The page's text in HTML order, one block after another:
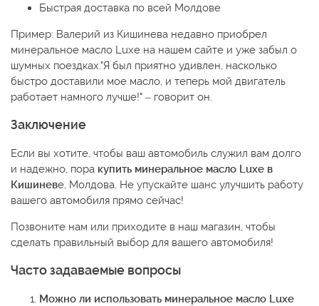
Быстрая доставка по всей Молдове
Пример: Валерий из Кишинева недавно приобрел
минеральное масло Luxe на нашем сайте и уже забыл о
шумных поездках."Я был приятно удивлен, насколько
быстро доставили мое масло, и теперь мой двигатель
работает намного лучше!" – говорит он.
Заключение
Если вы хотите, чтобы ваш автомобиль служил вам долго
и надежно, пора купить минеральное масло Luxe в
Кишиневе, Молдова. Не упускайте шанс улучшить работу
вашего автомобиля прямо сейчас!
Позвоните нам или приходите в наш магазин, чтобы
сделать правильный выбор для вашего автомобиля!
Часто задаваемые вопросы
Можно ли использовать минеральное масло Luxe